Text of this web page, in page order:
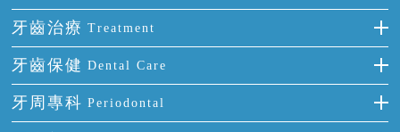
門牙缺失
多顆牙缺失
半口缺失
全口缺失
前牙反頜
牙齒擁擠
牙齒前突
牙齒稀疏
全瓷牙
烤瓷牙
氟斑牙
四環素牙
牙齒治療 Treatment
補牙
智齒
根管治療
牙齒保健 Dental Care
正確刷牙
牙周專科 Periodontal